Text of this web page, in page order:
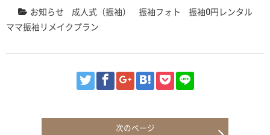
お知らせ 成人式（振袖） 振袖フォト
振袖0円レンタル
ママ振袖リメイクプラン